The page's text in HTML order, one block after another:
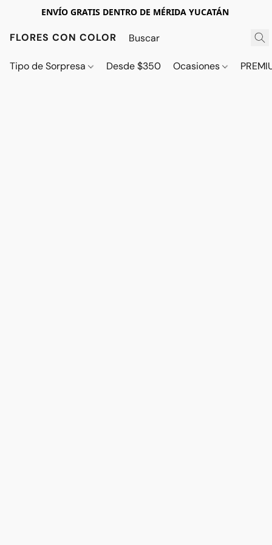
ENVÍO GRATIS DENTRO DE MÉRIDA YUCATÁN
FLORES CON COLOR
Tipo de Sorpresa Desde $350 Ocasiones